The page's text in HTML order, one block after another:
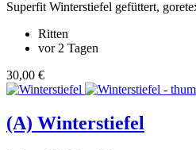
Superfit Winterstiefel gefüttert,
Ritten
vor 2 Tagen
30,00 €
(A) Winterstiefel